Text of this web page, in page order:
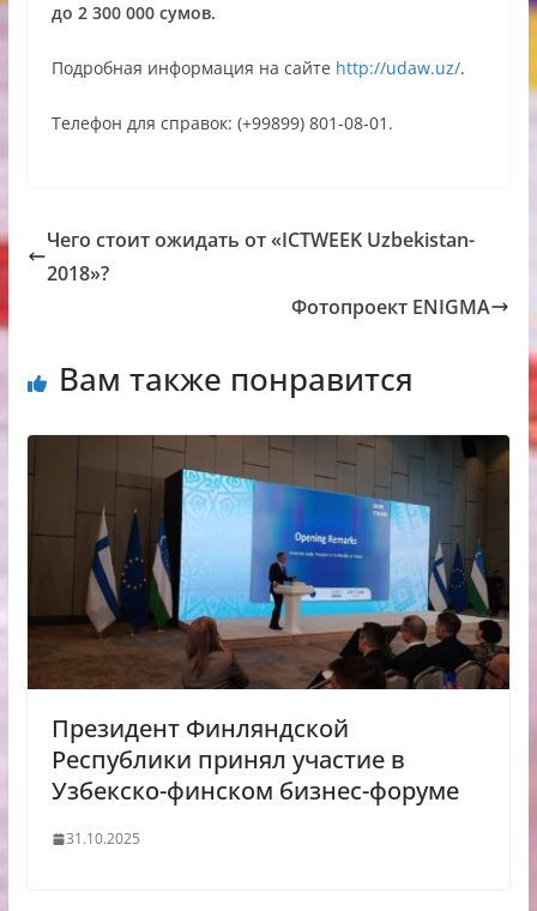
до 2 300 000 сумов.
Подробная информация на сайте http://udaw.uz/.
Телефон для справок: (+99899) 801-08-01.
Чего стоит ожидать от «ICTWEEK Uzbekistan-
2018»?
Фотопроект ENIGMA
Вам также понравится
Президент Финляндской
Республики принял участие в
Узбекско-финском бизнес-форуме
31.10.2025